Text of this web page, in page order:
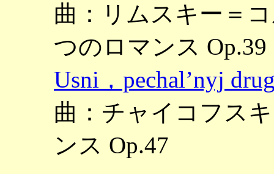
曲：リムスキー＝コ
つのロマンス Op.39
Usni，pechal’nyj
曲：チャイコフス
ンス Op.47